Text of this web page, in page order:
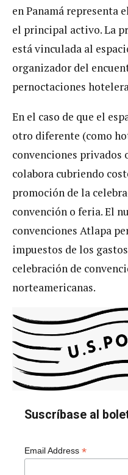
en Panamá representa
el principal activo. La
está vinculada al
organizador del
pernoctaciones
En el caso de que el
otro diferente (como
convenciones privados
colabora cubriendo
promoción de la
convención o feria. El
convenciones Atlapa
impuestos de los
celebración de
norteamericanas.
Suscríbase al
Email Address *